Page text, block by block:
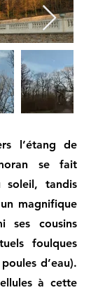
l’étang de
se fait
soleil, tandis
magnifique
ses cousins
foulques
d’eau).
à cette